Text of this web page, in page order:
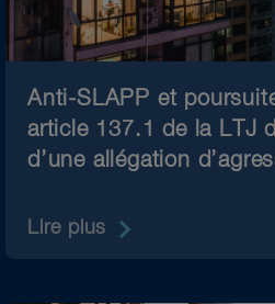
Anti-SLAPP et
article 137.1 de la LTJ
d’une allégation
Lire plus